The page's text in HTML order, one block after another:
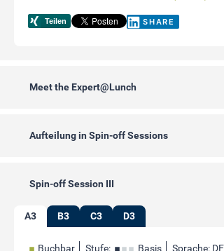
SHARE
Meet the Expert@Lunch
Aufteilung in Spin-off Sessions
Spin-off Session III
A3 B3 C3 D3
Buchbar Stufe: Basis Sprache: DE